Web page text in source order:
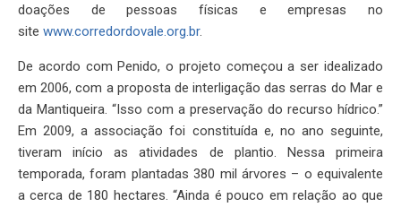
doações de pessoas físicas e empresas no
site www.corredordovale.org.br.
De acordo com Penido, o projeto começou a ser idealizado
em 2006, com a proposta de interligação das serras do Mar e
da Mantiqueira. “Isso com a preservação do recurso hídrico.”
Em 2009, a associação foi constituída e, no ano seguinte,
tiveram início as atividades de plantio. Nessa primeira
temporada, foram plantadas 380 mil árvores – o equivalente
a cerca de 180 hectares. “Ainda é pouco em relação ao que